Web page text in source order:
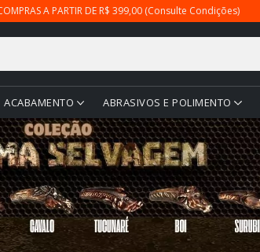
A PARTIR DE R$ 399,00 (Consulte Condições)
ACABAMENTO ABRASIVOS E POLIMENTO